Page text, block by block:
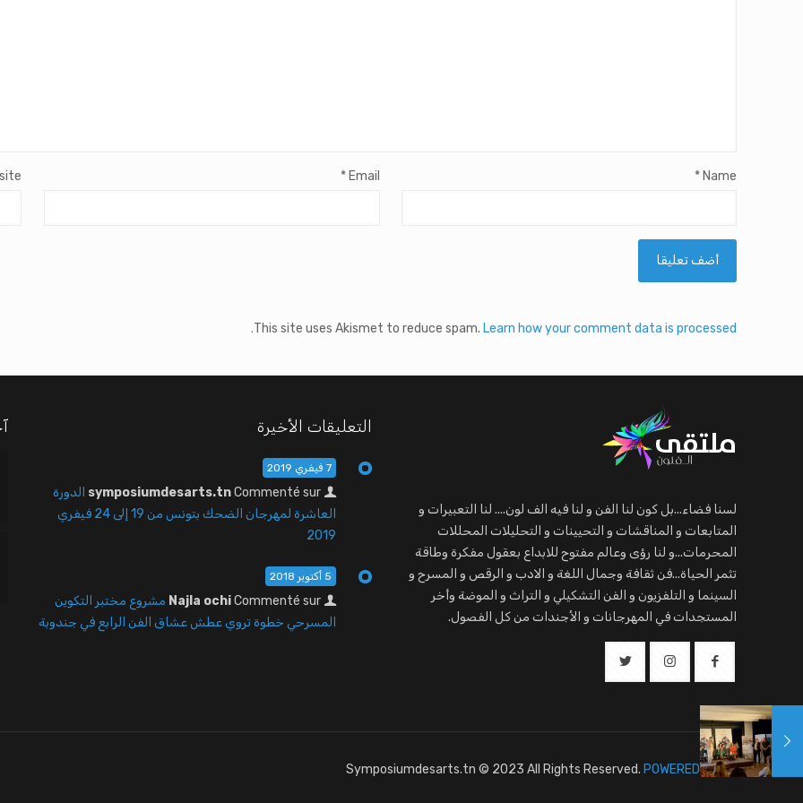
Name
*
Email
*
This site uses Akismet to reduce spam. Learn how your comment data is processed.
لسنا فضاء...بل كون لنا الفن و لنا فيه الف لون.... لنا التعبيرات و
المتابعات و المناقشات و التحيينات و التحليلات المحللات
المحرمات...و لنا رؤى وعالم مفتوح للابداع بعقول مفكرة وطاقة
تثمر الحياة...فن ثقافة وجمال اللغة و الادب و الرقص و المسرح و
السينما و التلفزيون و الفن التشكيلي و التراث و الموضة وأخر
المستجدات في المهرجانات و الأجندات من كل الفصول.
التعليقات الأخيرة
7 فيفري 2019
symposiumdesarts.tnCommenté sur
الدورة
العاشرة لمهرجان الضحك بتونس من 19 إلى 24 فيفري
2019
5 أكتوبر 2018
Najla ochiCommenté sur
مشروع مختبر التكوين
المسرحي خطوة تروي عطش عشاق الفن الرابع في جندوبة
Symposiumdesarts.tn © 2023 All Rights Reserved. POWERED BY ER